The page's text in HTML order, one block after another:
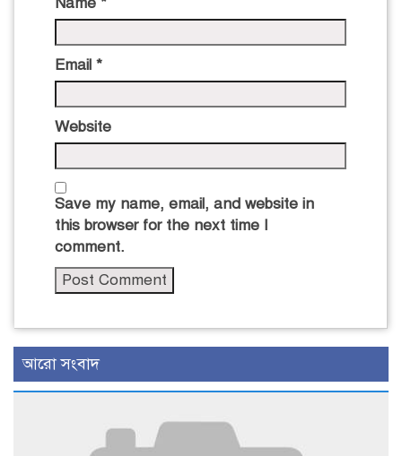
Email *
Website
Save my name, email, and website in
this browser for the next time I
comment.
আরো সংবাদ